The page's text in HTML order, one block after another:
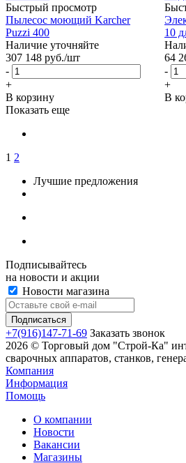
Быстрый просмотр
Пылесос моющий Karcher
Puzzi 400
Наличие уточняйте
307 148 руб./шт
-
+
В корзину
10
64
-
+
В
Показать еще
1 2
Лучшие предложения
Подписывайтесь
на новости и акции
Новости магазина
+7(916)147-71-69 Заказать звонок
2026 © Торговый дом "Строй-Ка"
сварочных аппаратов, станков,
Компания
Информация
Помощь
О компании
Новости
Вакансии
Магазины